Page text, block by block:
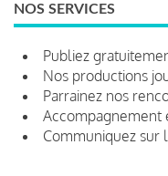
NOS SERVICES
Publiez
Nos productions
Parrainez nos
Accompagnement
Communiquez sur